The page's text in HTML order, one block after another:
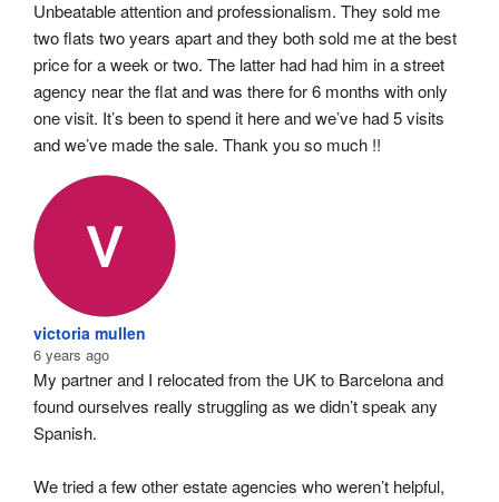
Unbeatable attention and professionalism. They sold me
two flats two years apart and they both sold me at the best
price for a week or two. The latter had had him in a street
agency near the flat and was there for 6 months with only
one visit. It’s been to spend it here and we’ve had 5 visits
and we’ve made the sale. Thank you so much !!
victoria mullen
6 years ago
My partner and I relocated from the UK to Barcelona and
found ourselves really struggling as we didn’t speak any
Spanish.
We tried a few other estate agencies who weren’t helpful,